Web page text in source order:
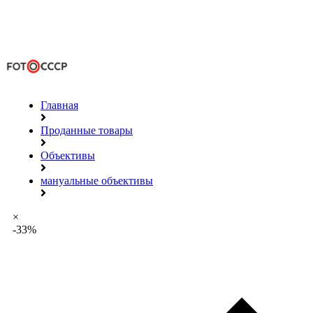
Главная
Проданные товары
Объективы
мануальные объективы
×
-33%